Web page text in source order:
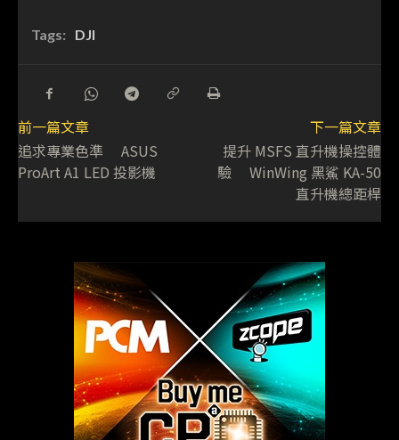
Tags: DJI
前一篇文章
追求專業色準 ASUS
ProArt A1 LED 投影機
下一篇文章
提升 MSFS 直升機操控體
驗 WinWing 黑鯊 KA-50
直升機總距桿